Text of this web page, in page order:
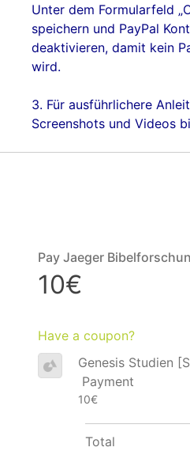
Unter dem Formularfeld
speichern und PayPal
deaktivieren, damit kein
wird.
3. Für ausführlichere
Screenshots und Videos
Pay Jaeger
10€
Have a coupon?
Genesis Studien
Payment
10€
Total